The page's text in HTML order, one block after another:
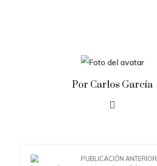
Por Carlos García
PUBLICACIÓN ANTERIOR